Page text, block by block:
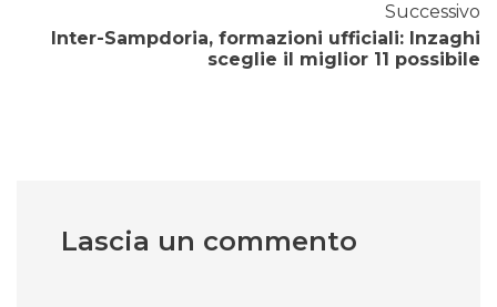
Successivo
Inter-Sampdoria, formazioni ufficiali: Inzaghi
sceglie il miglior 11 possibile
Lascia un commento